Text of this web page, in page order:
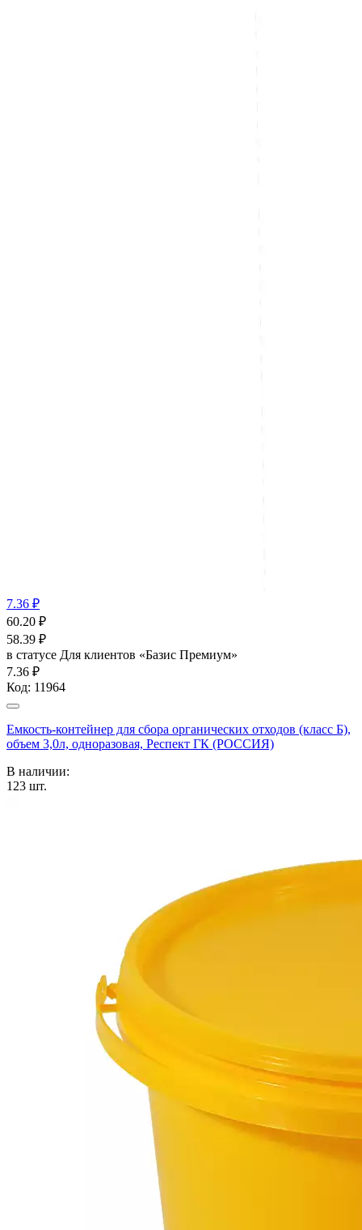
7.36 ₽
60.20 ₽
58.39 ₽
в статусе Для клиентов «Базис Премиум»
7.36 ₽
Код: 11964
Емкость-контейнер для сбора органических отходов (класс Б),
объем 3,0л, одноразовая, Респект ГК (РОССИЯ)
В наличии:
123 шт.